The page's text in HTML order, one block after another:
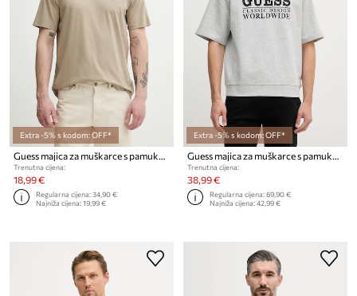
Extra -5% s kodom: OFF*
Guess majica za muškarce s pamukom
Trenutna cijena:
18,99 €
Regularna cijena:34,90 €
Najniža cijena:19,99 €
Extra -5% s kodom: OFF*
Guess majica za muškarce s pamukom
Trenutna cijena:
38,99 €
Regularna cijena:69,90 €
Najniža cijena:42,99 €